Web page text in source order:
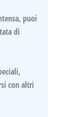
puoi
di
con altri